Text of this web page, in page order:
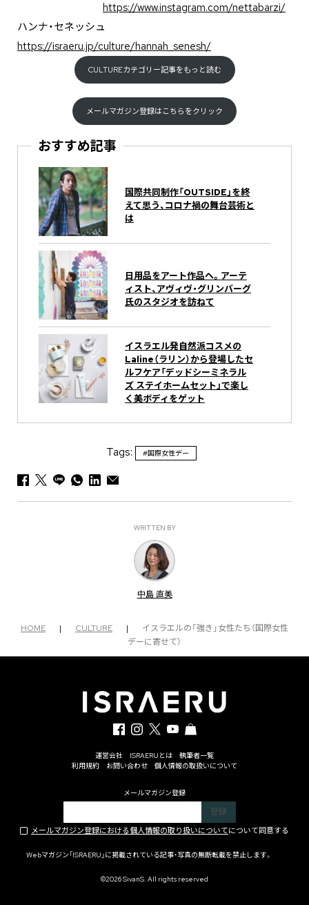
https://www.instagram.com/nettabarzi/
ハンナ・セネッシュ
https://israeru.jp/culture/hannah_senesh/
CULTUREカテゴリー記事をもっと読む
メールマガジン登録はこちらをクリック
おすすめ記事
国際共同制作「OUTSIDE」を終
えて思う、コロナ禍の舞台芸術と
は
日用品をアート作品へ。アーテ
ィスト、アヴィヴ・グリンバーグ
氏のスタジオを訪ねて
イスラエル発自然派コスメの
Laline（ラリン）から登場したセ
ルフケア「デッドシーミネラル
ズ ステイホームセット」で楽し
く美ボディをゲット
Tags: #国際女性デー
WRITTEN BY
中島 直美
HOME | CULTURE |
イスラエルの「強き」女性たち（国際女性
デーに寄せて）
運営会社 ISRAERUとは
執筆者一覧
利用規約
お問い合わせ 個人情報の取扱いについて
メールマガジン登録
メールマガジン登録における個人情報の取り扱いについてについて同意する
Webマガジン「ISRAERU」に掲載されている記事・写真の無断転載を禁止します。
©2026 SivanS. All rights reserved